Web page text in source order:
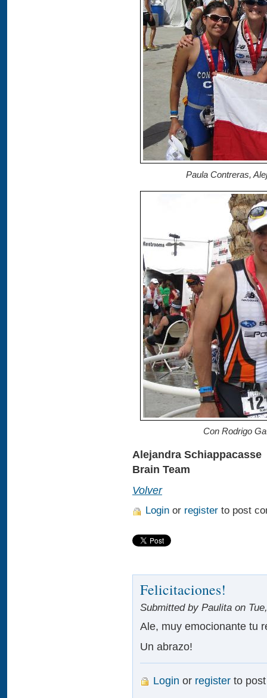
Paula Contreras,
Con Rodrigo
Alejandra Schiappacasse
Brain Team
Volver
Login or register to post
Felicitaciones!
Submitted by Paulita on
Ale, muy emocionante tu
Un abrazo!
Login or register to